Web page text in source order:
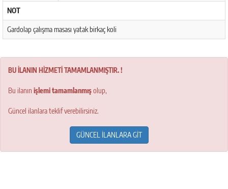
NOT
Gardolap çalışma masası yatak birkaç koli
BU İLANIN HİZMETİ TAMAMLANMIŞTIR. !
Bu ilanın işlemi tamamlanmışolup,
Güncel ilanlara teklif verebilirsiniz.
GÜNCEL İLANLARA GİT